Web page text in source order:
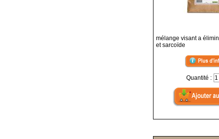
mélange visant a
et sarcoïde
Quantité :